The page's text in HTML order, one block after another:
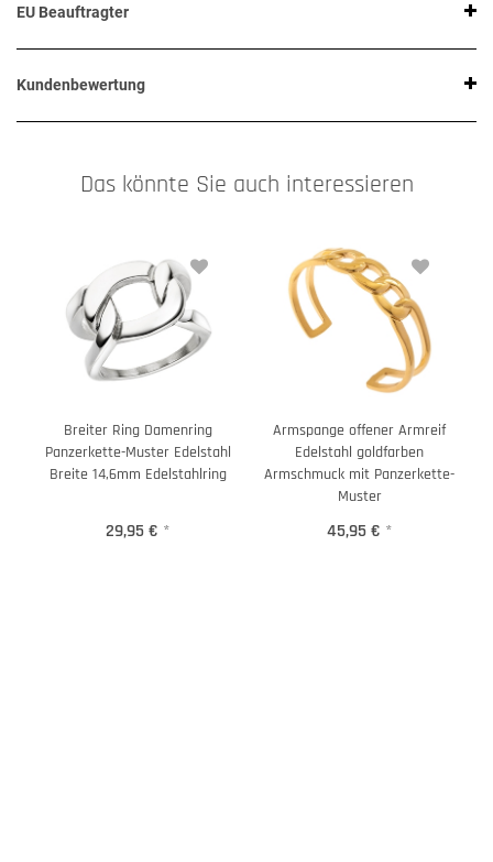
EU Beauftragter
Kundenbewertung
Das könnte Sie auch interessieren
Breiter Ring Damenring
Panzerkette-Muster Edelstahl
Breite 14,6mm Edelstahlring
29,95 € *
Armspange offener Armreif
Edelstahl goldfarben
Armschmuck mit Panzerkette-
Muster
45,95 € *